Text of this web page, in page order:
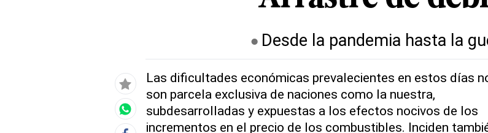
Desde la pandemia hasta la
Las dificultades económicas prevalecientes en estos días
son parcela exclusiva de naciones como la nuestra,
subdesarrolladas y expuestas a los efectos nocivos de los
incrementos en el precio de los combustibles. Inciden